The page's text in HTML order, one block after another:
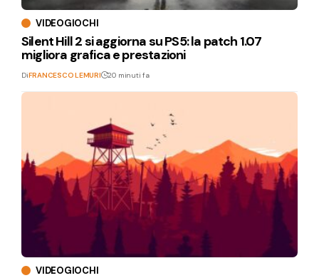
VIDEOGIOCHI
Silent Hill 2 si aggiorna su PS5: la patch 1.07
migliora grafica e prestazioni
DiFRANCESCO LEMURI 20 minuti fa
VIDEOGIOCHI